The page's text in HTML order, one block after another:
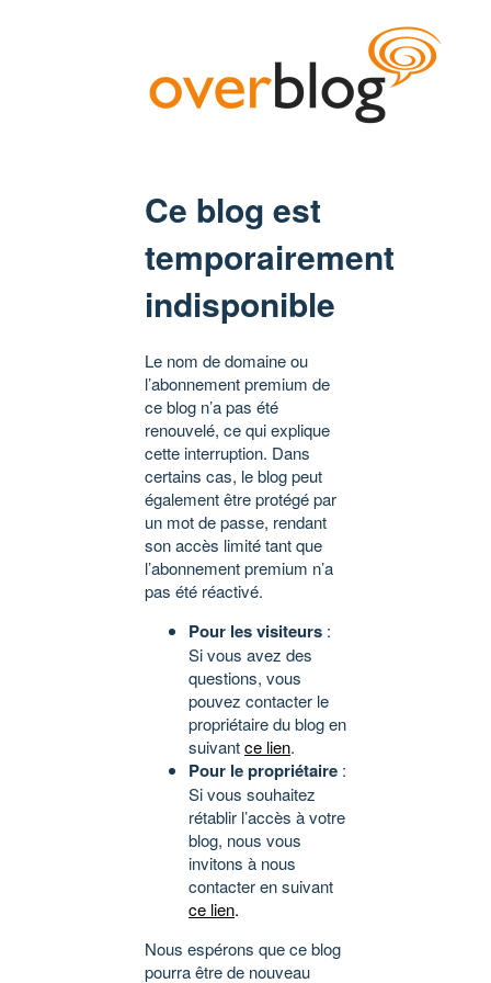
Ce blog est
temporairement
indisponible
Le nom de domaine ou
l’abonnement premium de
ce blog n’a pas été
renouvelé, ce qui explique
cette interruption. Dans
certains cas, le blog peut
également être protégé par
un mot de passe, rendant
son accès limité tant que
l’abonnement premium n’a
pas été réactivé.
Pour les visiteurs :
Si vous avez des
questions, vous
pouvez contacter le
propriétaire du blog en
suivantce lien.
Pour le propriétaire :
Si vous souhaitez
rétablir l’accès à votre
blog, nous vous
invitons à nous
contacter en suivant
ce lien.
Nous espérons que ce blog
pourra être de nouveau